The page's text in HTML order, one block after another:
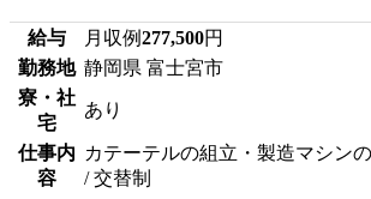
給与 月収例277,500円
勤務地 静岡県 富士宮市
寮・社
宅
あり
仕事内
容
カテーテルの組立・製造マシン
/ 交替制